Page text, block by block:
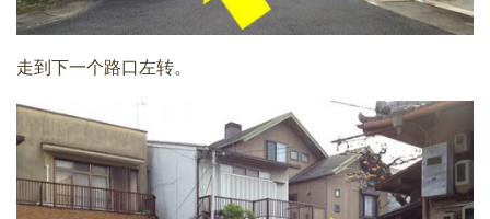
走到下一个路口左转。